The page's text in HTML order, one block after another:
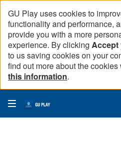
GU Play uses cookies to
functionality and performance,
provide you with a more
experience. By clicking Accept
to us saving cookies on your
find out more about the cookies
this information.